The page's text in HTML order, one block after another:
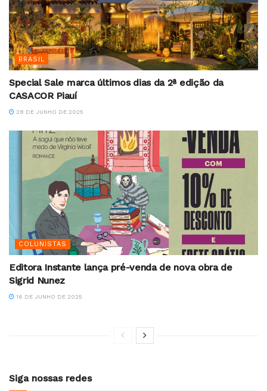
BRASIL
Special Sale marca últimos dias da 2ª edição da
CASACOR Piauí
28 DE JUNHO DE 2025
COLUNISTAS
Editora Instante lança pré-venda de nova obra de
Sigrid Nunez
16 DE JUNHO DE 2025
Siga nossas redes